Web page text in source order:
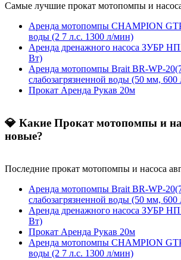
Самые лучшие прокат мотопомпы и
Аренда мотопомпы CHAMPION
воды (2 7 л.с. 1300 л/мин)
Аренда дренажного насоса ЗУБР
Вт)
Аренда мотопомпы Brait BR-WP-
слабозагрязненной воды (50 мм,
Прокат Аренда Рукав 20м
💎 Какие Прокат мотопомпы и
новые?
Последние прокат мотопомпы и насоса
Аренда мотопомпы Brait BR-WP-
слабозагрязненной воды (50 мм,
Аренда дренажного насоса ЗУБР
Вт)
Прокат Аренда Рукав 20м
Аренда мотопомпы CHAMPION
воды (2 7 л.с. 1300 л/мин)